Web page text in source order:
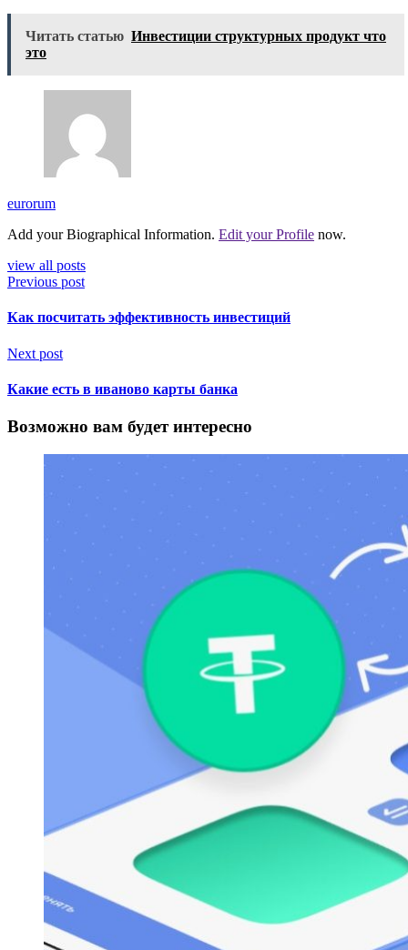
Читать статью Инвестиции структурных продукт что
это
eurorum
Add your Biographical Information. Edit your Profile now.
view all posts
Previous post
Как посчитать эффективность инвестиций
Next post
Какие есть в иваново карты банка
Возможно вам будет интересно